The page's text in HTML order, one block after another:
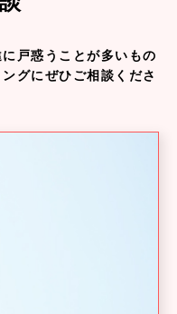
戸惑うことが多いもの
グにぜひご相談くださ